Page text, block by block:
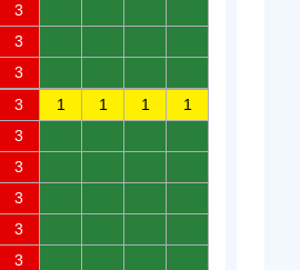
3
3
3
3 1 1 1
1
3
3
3
3
3